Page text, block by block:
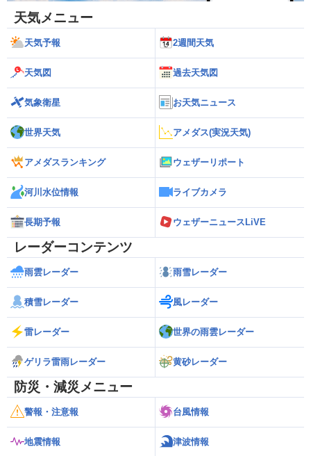
天気メニュー
天気予報 2週間天気
天気図 過去天気図
気象衛星 お天気ニュース
世界天気 アメダス(実況天気)
アメダスランキング ウェザーリポート
河川水位情報 ライブカメラ
長期予報 ウェザーニュースLiVE
レーダーコンテンツ
雨雲レーダー 雨雪レーダー
積雪レーダー 風レーダー
雷レーダー 世界の雨雲レーダー
ゲリラ雷雨レーダー 黄砂レーダー
防災・減災メニュー
警報・注意報 台風情報
地震情報 津波情報